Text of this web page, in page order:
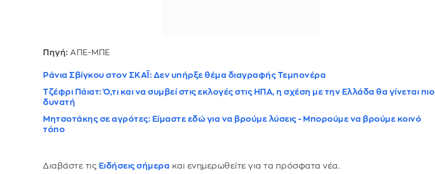
Πηγή: ΑΠΕ-ΜΠΕ
Ράνια Σβίγκου στον ΣΚΑΪ: Δεν υπήρξε θέμα διαγραφής Τεμπονέρα
Τζέφρι Πάιατ: Ό,τι και να συμβεί στις εκλογές στις ΗΠΑ, η σχέση με την Ελλάδα θα γίνεται πιο
δυνατή
Μητσοτάκης σε αγρότες: Είμαστε εδώ για να βρούμε λύσεις - Μπορούμε να βρούμε κοινό
τόπο
Διαβάστε τις Ειδήσεις σήμερα και ενημερωθείτε για τα πρόσφατα νέα.